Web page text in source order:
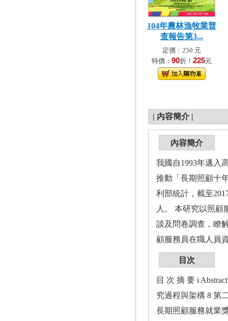
104年農林漁牧業普
查報告第3...
定價：250 元
特價： 90折！ 225元
| 內容簡介 |
內容簡介
我國自1993年邁入
推動「長期照顧十
利部統計，截至
人。 本研究以照
談及問卷調查，瞭
顧服務員在職人員
目次
目 次 摘 要 i
究過程與架構 8 第
長期照顧服務就業